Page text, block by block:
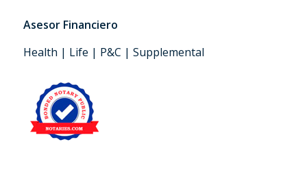
Asesor Financiero
Health | Life | P&C | Supplemental